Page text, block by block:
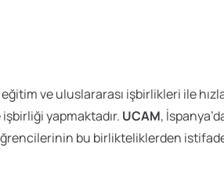
ve uluslararası işbirlikleri ile
yapmaktadır. UCAM,
bu birlikteliklerden